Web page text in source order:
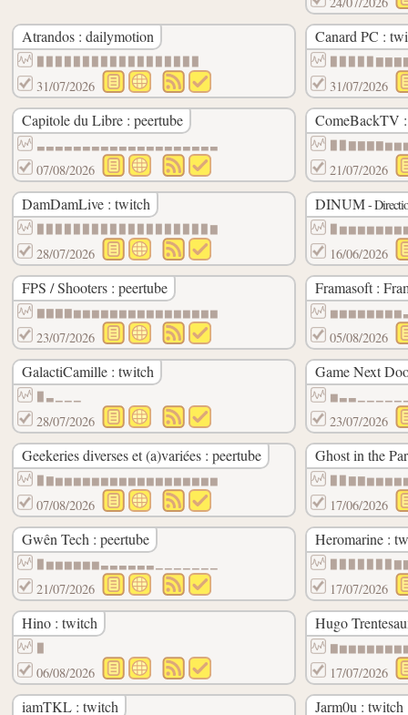
Atrandos : dailymotion
31/07/2026
Canard PC :
31/07/2026
Capitole du Libre : peertube
▃▃▃▃▃▃▃▃▃▃▃▃▃▃▃▃▃▃▃▃
07/08/2026
ComeBackTV
21/07/2026
DamDamLive : twitch
▉▉▉▉▉▉▉▉▉▉▉▉▉▉▉▉▉▉▉▇
28/07/2026
DINUM-
16/06/2026
FPS / Shooters : peertube
▇▇▇▇▆▆▆▆▆▆▆▆▆▆▆▆▆▆▆▆
23/07/2026
Framasoft :
05/08/2026
GalactiCamille : twitch
▉▃▁▁▁
28/07/2026
Game Next
23/07/2026
Geekeries diverses et (a)variées : peertube
▉▇▆▆▆▆▆▆▆▆▆▆▆▆▆▆▆▆▆▆
07/08/2026
Ghost in the
17/06/2026
Gwên Tech : peertube
▉▆▆▆▆▆▆▃▃▃▃▃▃▁▁▁▁▁▁▁
21/07/2026
Heromarine :
17/07/2026
Hino : twitch
06/08/2026
Hugo
17/07/2026
iamTKL : twitch Jarm0u : twitch